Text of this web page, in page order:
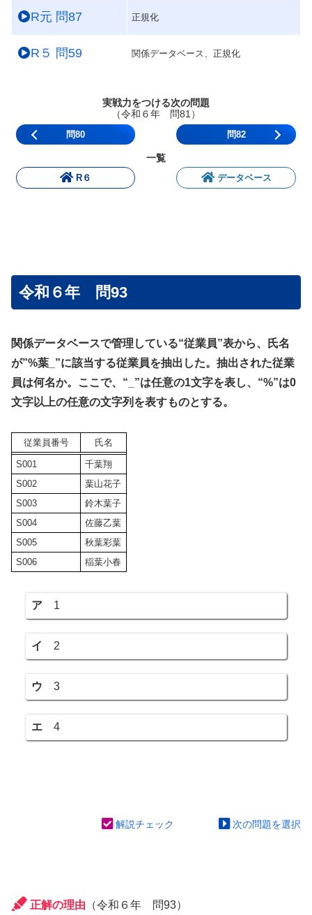
R元 問87 正規化
R５ 問59 関係データベース、正規化
実戦力をつける次の問題
（令和６年 問81）
問80 問82
一覧
R６ データベース
令和６年 問93
関係データベースで管理している“従業員”表から、氏名
が”%葉_”に該当する従業員を抽出した。抽出された従業
員は何名か。ここで、“_”は任意の1文字を表し、“%”は0
文字以上の任意の文字列を表すものとする。
従業員番号 氏名
S001
千葉翔
S002
葉山花子
S003
鈴木葉子
S004
佐藤乙葉
S005
秋葉彩葉
S006
稲葉小春
ア 1
イ 2
ウ 3
エ 4
解説チェック 次の問題を選択
正解の理由 （令和６年 問93）